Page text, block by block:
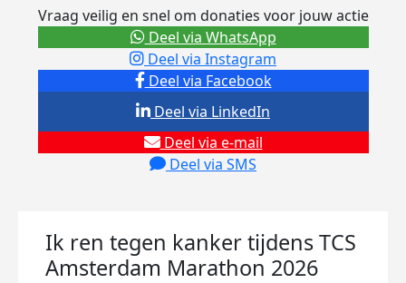
Vraag veilig en snel om donaties voor jouw actie
Deel via Facebook
Deel via Instagram
Deel via e-mail
Deel via SMS
Deel via LinkedIn
Deel via WhatsApp
Ik ren tegen kanker tijdens TCS
Amsterdam Marathon 2026